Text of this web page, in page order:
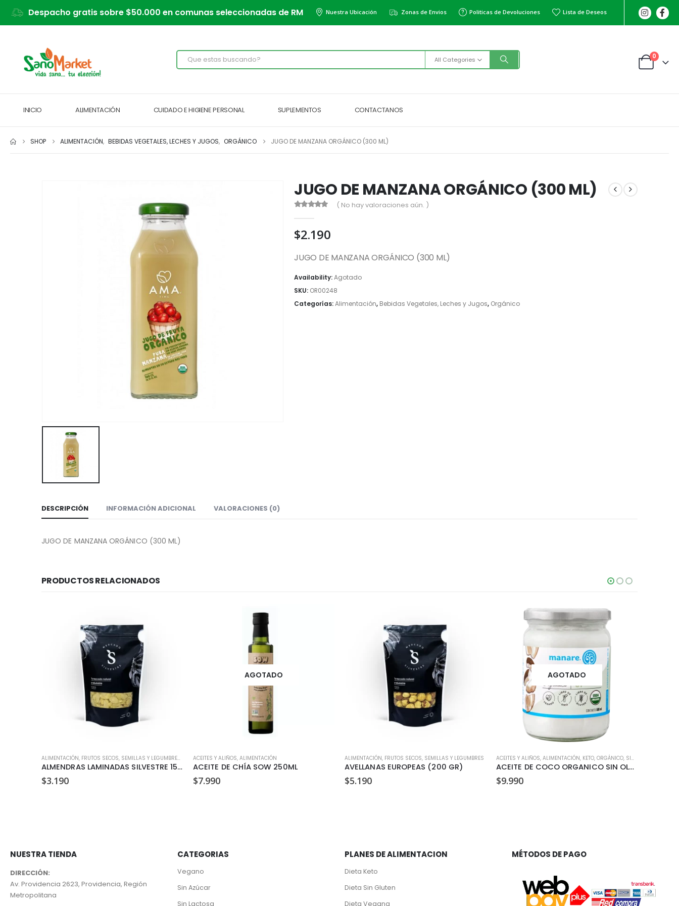
Despacho gratis sobre $50.000 en comunas seleccionadas de RM Nuestra Ubicación Zonas de Envios Politicas de Devoluciones Lista de Deseos
All Categories 0
INICIO ALIMENTACIÓN CUIDADO E HIGIENE PERSONAL SUPLEMENTOS CONTACTANOS
SHOP ALIMENTACIÓN, BEBIDAS VEGETALES, LECHES Y JUGOS, ORGÁNICO JUGO DE MANZANA ORGÁNICO (300 ML)
JUGO DE MANZANA ORGÁNICO (300 ML)
( No hay valoraciones aún. )
$2.190
JUGO DE MANZANA ORGÁNICO (300 ML)
Availability:Agotado
SKU: OR00248
Categorías:Alimentación, Bebidas Vegetales, Leches y Jugos, Orgánico
DESCRIPCIÓN INFORMACIÓN ADICIONAL VALORACIONES (0)
JUGO DE MANZANA ORGÁNICO (300 ML)
PRODUCTOS RELACIONADOS
ALIMENTACIÓN, FRUTOS SECOS, SEMILLAS Y LEGUMBRES KETO
ALMENDRAS LAMINADAS SILVESTRE 150GR
$3.190
AGOTADO
ACEITES Y ALIÑOS, ALIMENTACIÓN
ACEITE DE CHÍA SOW 250ML
$7.990
ALIMENTACIÓN, FRUTOS SECOS, SEMILLAS Y LEGUMBRES
AVELLANAS EUROPEAS (200 GR)
$5.190
AGOTADO
ACEITES Y ALIÑOS, ALIMENTACIÓN, KETO, ORGÁNICO, SIN GLUTEN
ACEITE DE COCO ORGANICO SIN OLOR Y SIN SABOR MANARE 500ML
$9.990
NUESTRA TIENDA
DIRECCIÓN:
Av. Providencia 2623, Providencia, Región
Metropolitana
CATEGORIAS
Vegano
Sin Azúcar
Sin Lactosa
PLANES DE ALIMENTACION
Dieta Keto
Dieta Sin Gluten
Dieta Vegana
MÉTODOS DE PAGO